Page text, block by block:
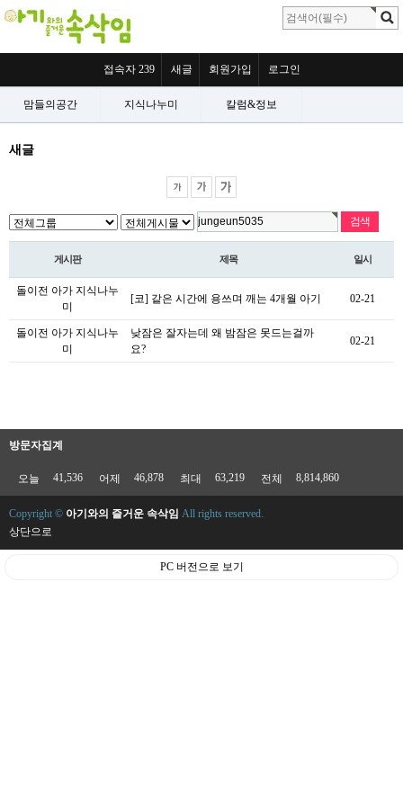
접속자 239 새글 회원가입 로그인
맘들의공간 지식나누미 칼럼&정보
새글
게시판 제목 일시
돌이전 아가 지식나누
미
[코] 같은 시간에 용쓰며 깨는 4개월 아기 02-21
돌이전 아가 지식나누
미
낮잠은 잘자는데 왜 밤잠은 못드는걸까
요?
02-21
방문자집계
오늘 41,536 어제 46,878 최대 63,219 전체 8,814,860
Copyright © 아기와의 즐거운 속삭임 All rights reserved.
상단으로
PC 버전으로 보기